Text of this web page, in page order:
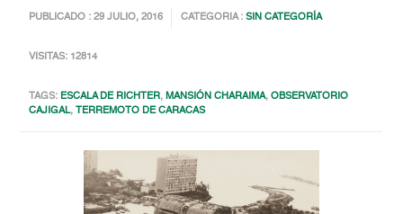
PUBLICADO : 29 JULIO, 2016 CATEGORIA :SIN CATEGORÍA
VISITAS: 12814
TAGS: ESCALA DE RICHTER,MANSIÓN CHARAIMA,OBSERVATORIO
CAJIGAL, TERREMOTO DE CARACAS